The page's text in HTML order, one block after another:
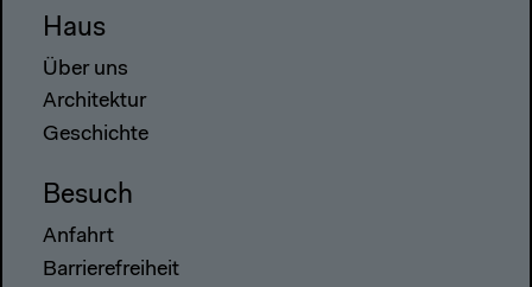
Haus
Über uns
Architektur
Geschichte
Besuch
Anfahrt
Barrierefreiheit